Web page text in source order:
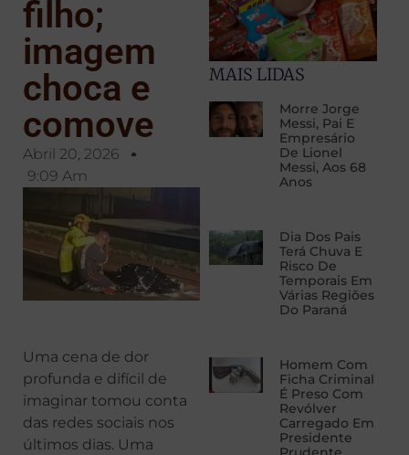
filho;
imagem
choca e
comove
Abril 20, 2026
9:09 Am
Uma cena de dor
profunda e difícil de
imaginar tomou conta
das redes sociais nos
últimos dias. Uma
MAIS LIDAS
Morre Jorge
Messi, Pai E
Empresário
De Lionel
Messi, Aos 68
Anos
Dia Dos Pais
Terá Chuva E
Risco De
Temporais Em
Várias Regiões
Do Paraná
Homem Com
Ficha Criminal
É Preso Com
Revólver
Carregado Em
Presidente